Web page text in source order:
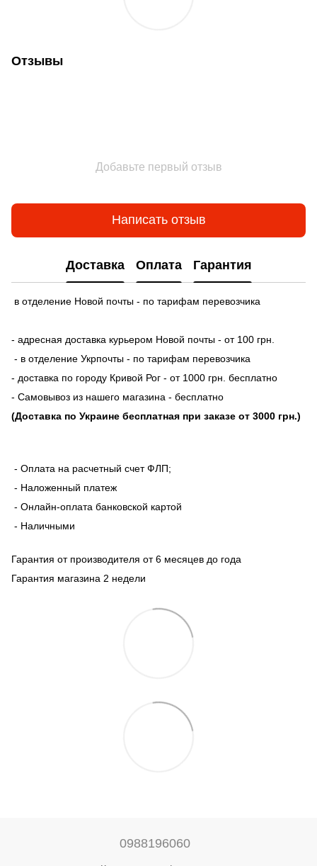
Отзывы
Добавьте первый отзыв
Написать отзыв
Доставка Оплата Гарантия
в отделение Новой почты - по тарифам перевозчика
- адресная доставка курьером Новой почты - от 100 грн.
- в отделение Укрпочты - по тарифам перевозчика
- доставка по городу Кривой Рог - от 1000 грн. бесплатно
- Самовывоз из нашего магазина - бесплатно
(Доставка по Украине бесплатная при заказе от 3000 грн.)
- Оплата на расчетный счет ФЛП;
- Наложенный платеж
- Онлайн-оплата банковской картой
- Наличными
Гарантия от производителя от 6 месяцев до года
Гарантия магазина 2 недели
0988196060